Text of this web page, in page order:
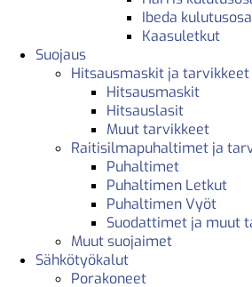
Ibeda
Kaasuletkut
Suojaus
Hitsausmaskit ja tarvikkeet
Hitsausmaskit
Hitsauslasit
Muut tarvikkeet
Raitisilmapuhaltimet ja
Puhaltimet
Puhaltimen Letkut
Puhaltimen Vyöt
Suodattimet ja muut
Muut suojaimet
Sähkötyökalut
Porakoneet